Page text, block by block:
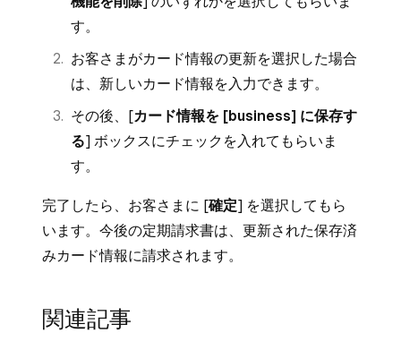
れます。詳しくは、振込オプションを設
定・編集する
動的に課金されます。売上金はフローに沿って
ご登録済みの銀行口座に振り込まれます。
す。
お客さまがカード情報の更新を選択した場合
は、新しいカード情報を入力できます。
その後、[カード情報を [business] に保存す
る] ボックスにチェックを入れてもらいま
す。
完了したら、お客さまに [確定] を選択してもら
います。今後の定期請求書は、更新された保存済
みカード情報に請求されます。
関連記事